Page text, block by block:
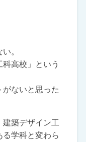
。
高校」という
ないと思った
築デザイン工
学科と変わら